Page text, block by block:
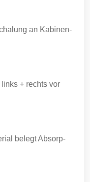
an Kabinen-
+ rechts vor
belegt Absorp-